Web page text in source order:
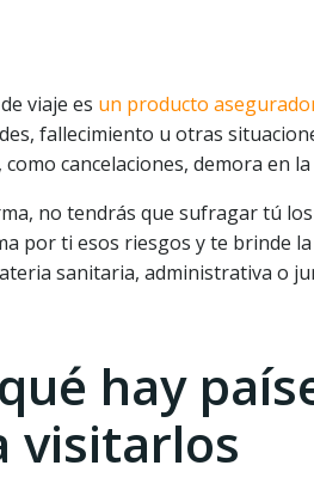
viaje es un producto
fallecimiento u otras
como cancelaciones, demora en
no tendrás que sufragar tú
por ti esos riesgos y te brinde
sanitaria, administrativa o
hay
visitarlos